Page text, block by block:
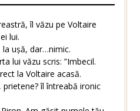
îl văzu pe Voltaire
lui.
ușă, dar…nimic.
lui văzu scris: ”Imbecil.
la Voltaire acasă.
îl întreabă ironic